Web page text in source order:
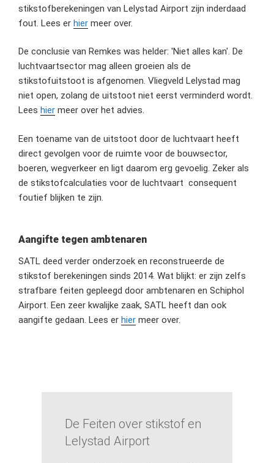
stikstofberekeningen van Lelystad Airport zijn inderdaad
fout. Lees er hier meer over.
De conclusie van Remkes was helder: 'Niet alles kan'. De
luchtvaartsector mag alleen groeien als de
stikstofuitstoot is afgenomen. Vliegveld Lelystad mag
niet open, zolang de uitstoot niet eerst verminderd wordt.
Lees hier meer over het advies.
Een toename van de uitstoot door de luchtvaart heeft
direct gevolgen voor de ruimte voor de bouwsector,
boeren, wegverkeer en ligt daarom erg gevoelig. Zeker als
de stikstofcalculaties voor de luchtvaart consequent
foutief blijken te zijn.
Aangifte tegen ambtenaren
SATL deed verder onderzoek en reconstrueerde de
stikstof berekeningen sinds 2014. Wat blijkt: er zijn zelfs
strafbare feiten gepleegd door ambtenaren en Schiphol
Airport. Een zeer kwalijke zaak, SATL heeft dan ook
aangifte gedaan. Lees er hier meer over.
De Feiten over stikstof en
Lelystad Airport